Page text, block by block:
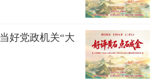
好党政机关“大